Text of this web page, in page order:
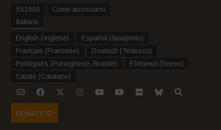
5X1000
Come associarsi
Italiano
English (Inglese) Español (Spagnolo)
Français (Francese) Deutsch (Tedesco)
Português (Portoghese, Brasile) Ελληνικα (Greco)
Català (Catalano)
DONATE